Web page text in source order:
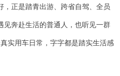
，正是踏青出游、跨省自驾、全员
见奔赴生活的普通人，也听见一群
实用车日常，字字都是踏实生活感